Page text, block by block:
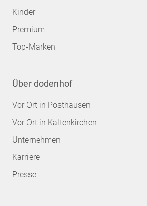
Kinder
Premium
Top-Marken
Über dodenhof
Vor Ort in Posthausen
Vor Ort in Kaltenkirchen
Unternehmen
Karriere
Presse